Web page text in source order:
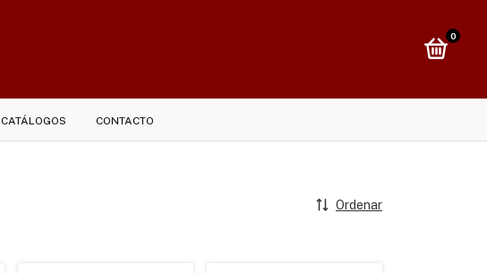
0
CATÁLOGOS CONTACTO
Ordenar